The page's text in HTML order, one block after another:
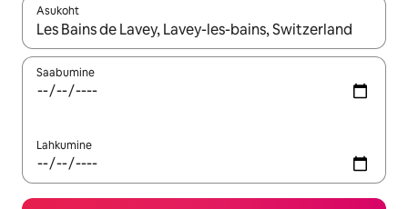
Asukoht
Kui tulemused on kuvatud, liigu ekraanil nooleklahvidega või
Saabumine
Lahkumine